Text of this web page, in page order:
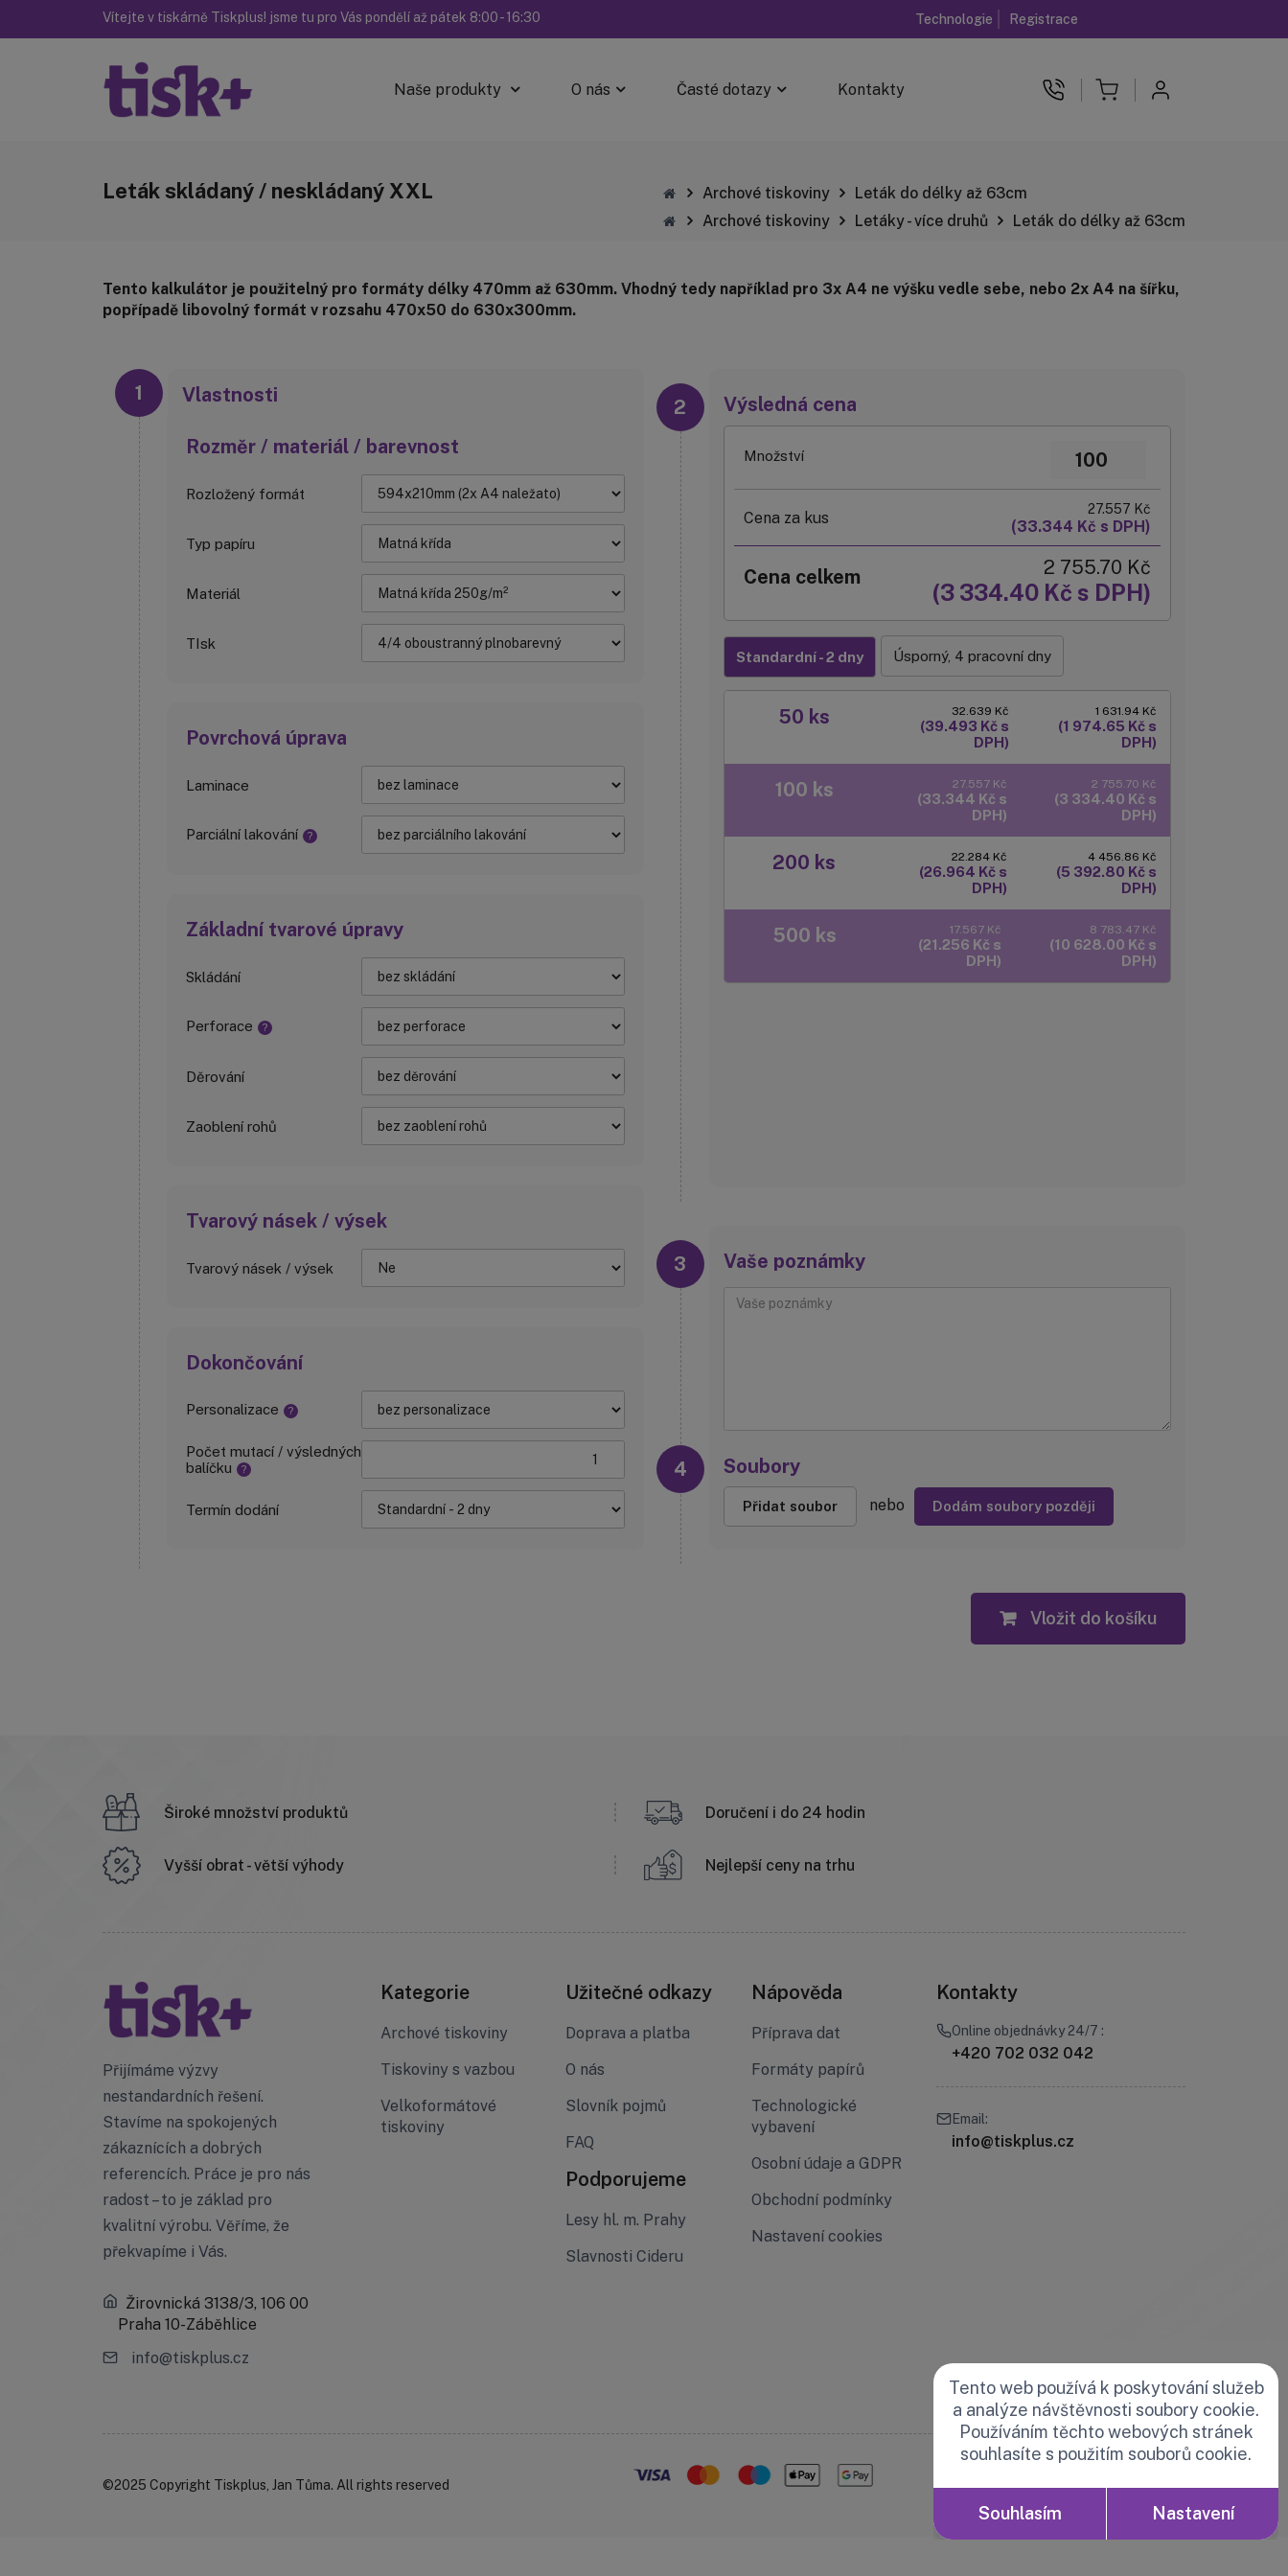
Tento web používá k poskytování služeb
a analýze návštěvnosti soubory cookie.
Používáním těchto webových stránek
souhlasíte s použitím souborů cookie.
Souhlasím Nastavení
Vítejte v tiskárně Tiskplus! jsme tu pro Vás pondělí až pátek 8:00 - 16:30 Tiskárnám nabízíme parciální UV lakování i dodaných archů
Technologie Registrace
Naše produkty O nás Časté dotazy Kontakty
Leták skládaný / neskládaný XXL Archové tiskoviny
Leták do délky až 63cm
Archové tiskoviny
Letáky - více druhů Leták do délky až 63cm
Tento kalkulátor je použitelný pro formáty délky 470mm až 630mm. Vhodný tedy například pro 3x A4 ne výšku vedle sebe, nebo 2x A4 na šířku,
popřípadě libovolný formát v rozsahu 470x50 do 630x300mm.
Vlastnosti
Rozměr / materiál / barevnost
Rozložený formát
Typ papíru
Materiál
TIsk
Povrchová úprava
Laminace
Parciální lakování ?
Základní tvarové úpravy
Skládání
Perforace ?
Děrování
Zaoblení rohů
Tvarový násek / výsek
Tvarový násek / výsek
Dokončování
Personalizace ?
Počet mutací / výsledných
balíčku
?
Termín dodání
Vaše poznámky
Soubory
Přidat soubor nebo Dodám soubory později
Výsledná cena
Množství
Cena za kus 27.557 Kč
(33.344 Kč s DPH)
Cena celkem 2 755.70 Kč
(3 334.40 Kč s DPH)
Standardní - 2 dny Úsporný, 4 pracovní dny
50 ks 32.639 Kč
(39.493 Kč s
DPH)
1 631.94 Kč
(1 974.65 Kč s
DPH)
100 ks 27.557 Kč
(33.344 Kč s
DPH)
2 755.70 Kč
(3 334.40 Kč s
DPH)
200 ks 22.284 Kč
(26.964 Kč s
DPH)
4 456.86 Kč
(5 392.80 Kč s
DPH)
500 ks 17.567 Kč
(21.256 Kč s
DPH)
8 783.47 Kč
(10 628.00 Kč s
DPH)
Vložit do košíku
Široké množství produktů Doručení i do 24 hodin
Vyšší obrat - větší výhody Nejlepší ceny na trhu
Přijímáme výzvy
nestandardních řešení.
Stavíme na spokojených
zákaznících a dobrých
referencích. Práce je pro nás
radost – to je základ pro
kvalitní výrobu. Věříme, že
překvapíme i Vás.
Žirovnická 3138/3, 106 00
Praha 10-Záběhlice
info@tiskplus.cz
Kategorie
Archové tiskoviny
Tiskoviny s vazbou
Velkoformátové
tiskoviny
Užitečné odkazy
Doprava a platba
O nás
Slovník pojmů
FAQ
Podporujeme
Lesy hl. m. Prahy
Slavnosti Cideru
Nápověda
Příprava dat
Formáty papírů
Technologické
vybavení
Osobní údaje a GDPR
Obchodní podmínky
Nastavení cookies
Kontakty
Online objednávky 24/7 :
+420 702 032 042
Email:
info@tiskplus.cz
©2025 Copyright Tiskplus, Jan Tůma. All rights reserved Jsme také na: